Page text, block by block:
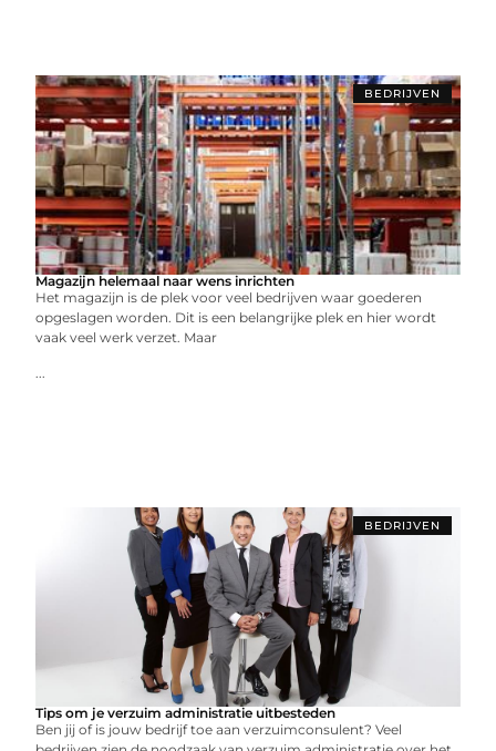
BEDRIJVEN
Magazijn helemaal naar wens inrichten
Het magazijn is de plek voor veel bedrijven waar goederen
opgeslagen worden. Dit is een belangrijke plek en hier wordt
vaak veel werk verzet. Maar
...
BEDRIJVEN
Tips om je verzuim administratie uitbesteden
Ben jij of is jouw bedrijf toe aan verzuimconsulent? Veel